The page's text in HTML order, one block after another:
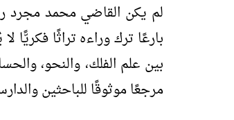
لم يكن القاضي محمد مجرد
بارعًا ترك وراءه تراثًا
بين علم الفلك، والنحو،
مرجعًا موثوقًا للباحثين